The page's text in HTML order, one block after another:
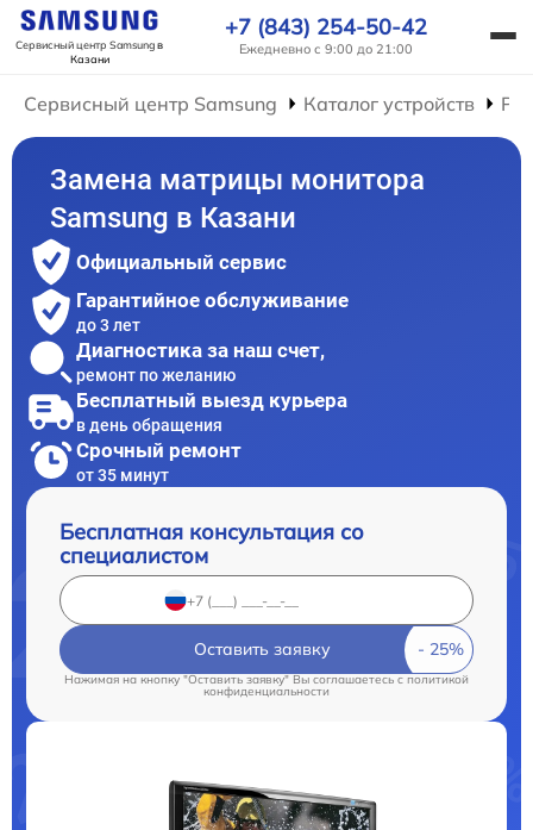
Сервисный центр Samsungв
Казани
+7 (843) 254-50-42
Ежедневно с 9:00 до 21:00
Сервисный центр Samsung Каталог устройств
Замена матрицы монитора
Samsung в Казани
Официальный сервис
Гарантийное обслуживание
до 3 лет
Диагностика за наш счет,
ремонт по желанию
Бесплатный выезд курьера
в день обращения
Срочный ремонт
от 35 минут
Бесплатная консультация со
специалистом
Оставить заявку
Нажимая на кнопку "Оставить заявку" Вы соглашаетесь c политикой
конфиденциальности